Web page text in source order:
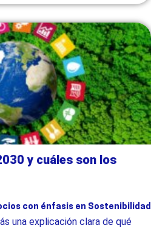
y cuáles son los
con énfasis en Sostenibilidad
una explicación clara de qué